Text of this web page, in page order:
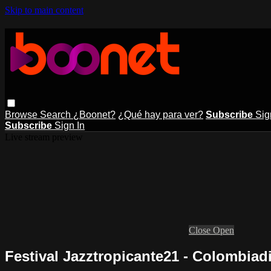
Skip to main content
Browse Search ¿Boonet? ¿Qué hay para ver? Subscribe
Subscribe Sign In
Close Open
Festival Jazztropicante21 -